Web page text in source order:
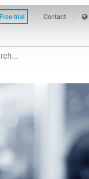
Free trial Contact